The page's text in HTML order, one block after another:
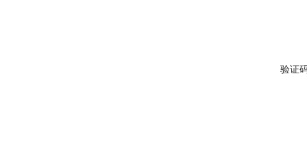
验证